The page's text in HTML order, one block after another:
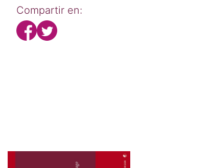
Compartir en: